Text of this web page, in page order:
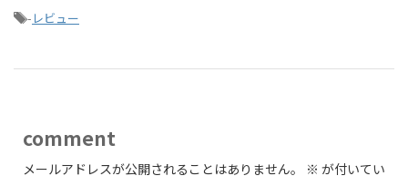
- レビュー
comment
メールアドレスが公開されることはありません。 ※ が付いてい